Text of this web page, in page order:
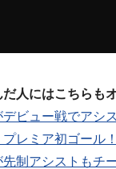
だ人にはこちらも
デビュー戦でアシ
プレミア初ゴール！
先制アシストもチ